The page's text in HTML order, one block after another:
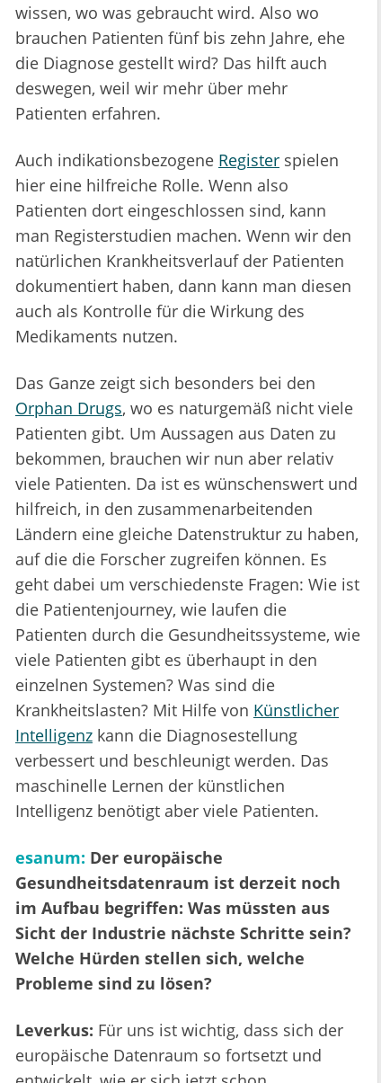
wissen, wo was gebraucht wird. Also wo
brauchen Patienten fünf bis zehn Jahre, ehe
die Diagnose gestellt wird? Das hilft auch
deswegen, weil wir mehr über mehr
Patienten erfahren.
Auch indikationsbezogene Register spielen
hier eine hilfreiche Rolle. Wenn also
Patienten dort eingeschlossen sind, kann
man Registerstudien machen. Wenn wir den
natürlichen Krankheitsverlauf der Patienten
dokumentiert haben, dann kann man diesen
auch als Kontrolle für die Wirkung des
Medikaments nutzen.
Das Ganze zeigt sich besonders bei den
Orphan Drugs, wo es naturgemäß nicht viele
Patienten gibt. Um Aussagen aus Daten zu
bekommen, brauchen wir nun aber relativ
viele Patienten. Da ist es wünschenswert und
hilfreich, in den zusammenarbeitenden
Ländern eine gleiche Datenstruktur zu haben,
auf die die Forscher zugreifen können. Es
geht dabei um verschiedenste Fragen: Wie ist
die Patientenjourney, wie laufen die
Patienten durch die Gesundheitssysteme, wie
viele Patienten gibt es überhaupt in den
einzelnen Systemen? Was sind die
Krankheitslasten? Mit Hilfe von Künstlicher
Intelligenz kann die Diagnosestellung
verbessert und beschleunigt werden. Das
maschinelle Lernen der künstlichen
Intelligenz benötigt aber viele Patienten.
esanum: Der europäische
Gesundheitsdatenraum ist derzeit noch
im Aufbau begriffen: Was müssten aus
Sicht der Industrie nächste Schritte sein?
Welche Hürden stellen sich, welche
Probleme sind zu lösen?
Leverkus: Für uns ist wichtig, dass sich der
europäische Datenraum so fortsetzt und